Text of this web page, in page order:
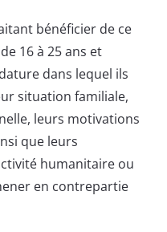
bénéficier de ce
16 à 25 ans et
dans lequel ils
situation familiale,
leurs motivations
que leurs
humanitaire ou
en contrepartie